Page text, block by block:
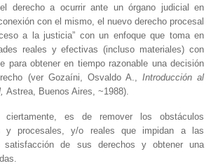
derecho a ocurrir ante un órgano judicial en
con el mismo, el nuevo derecho procesal
a la justicia” con un enfoque que toma en
reales y efectivas (incluso materiales) con
para obtener en tiempo razonable una decisión
(ver Gozaíni, Osvaldo A., Introducción al
Astrea, Buenos Aires, ~1988).
es de remover los obstáculos
y procesales, y/o reales que impidan a las
satisfacción de sus derechos y obtener una